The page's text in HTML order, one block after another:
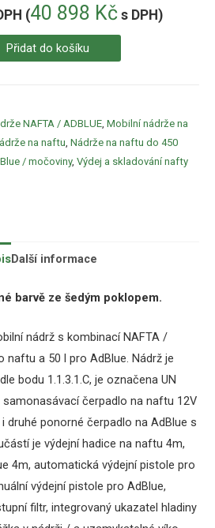
(40 898 Kč s DPH)
Přidat do košíku
NAFTA / ADBLUE Mobilní nádrže na
na naftu Nádrže na naftu do 450
/ močoviny, Výdej a skladování nafty
Další informace
barvě ze šedým poklopem.
nádrž s kombinací NAFTA /
naftu a 50 l pro AdBlue. Nádrž je
bodu 1.1.3.1.C, je označena UN
samonasávací čerpadlo na naftu 12V
druhé ponorné čerpadlo na AdBlue s
je výdejní hadice na naftu 4m,
4m, automatická výdejní pistole pro
výdejní pistole pro AdBlue,
filtr, integrovaný ukazatel hladiny